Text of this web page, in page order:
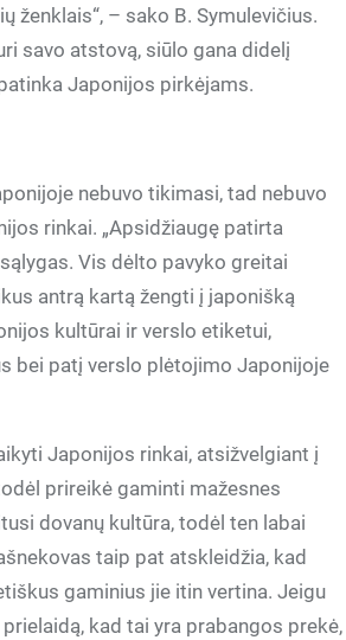
ženklais“, – sako B. Symulevičius.
savo atstovą, siūlo gana didelį
Japonijos pirkėjams.
nebuvo tikimasi, tad nebuvo
rinkai. „Apsidžiaugę patirta
Vis dėlto pavyko greitai
antrą kartą žengti į japonišką
kultūrai ir verslo etiketui,
bei patį verslo plėtojimo Japonijoje
Japonijos rinkai, atsižvelgiant į
prireikė gaminti mažesnes
dovanų kultūra, todėl ten labai
taip pat atskleidžia, kad
gaminius jie itin vertina. Jeigu
kad tai yra prabangos prekė,